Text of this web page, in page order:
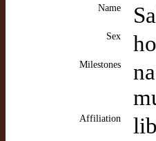
Name
Sex
Milestones
Affiliation